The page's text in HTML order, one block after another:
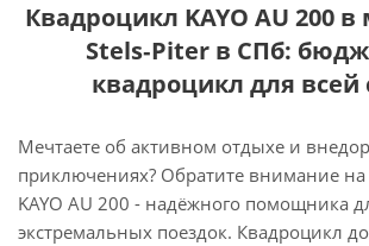
Квадроцикл KAYO AU 200 в
Stels‑Piter в СПб:
квадроцикл для всей
Мечтаете об активном отдыхе и
приключениях? Обратите внимание
KAYO AU 200 - надёжного помощника
экстремальных поездок. Квадроцикл